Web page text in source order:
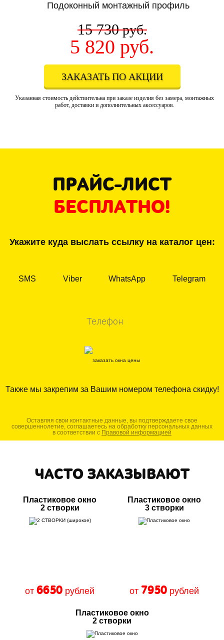
Подоконный монтажный профиль
15 730руб.
5 820 руб.
ЗАКАЗАТЬ ПО АКЦИИ
Указанная стоимость действительна при заказе изделия без замера, монтажных
работ, доставки и дополнительных аксессуаров.
ПРАЙС-ЛИСТ
БЕСПЛАТНО!
Укажите куда выслать ссылку на каталог цен:
SMS Viber WhatsApp Telegram
Также мы закрепим за Вашим номером телефона скидку!
Оставляя свои контактные данные, вы подтверждаете свое
совершеннолетие, соглашаетесь на обработку персональных данных
в соответствии с Правовой информацией
ЧАСТО ЗАКАЗЫВАЮТ
Пластиковое окно
2 створки
от 6650 рублей
Пластиковое окно
3 створки
от 7950 рублей
Пластиковое окно
2 створки